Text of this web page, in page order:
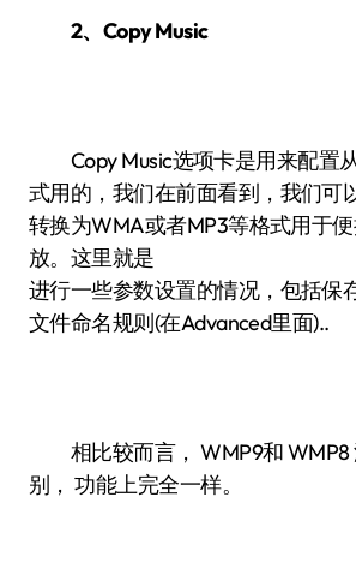
2、Copy Music
Copy Music选项卡是用来配置
式用的，我们在前面看到，我们可
转换为WMA或者MP3等格式用于
放。这里就是
进行一些参数设置的情况，包括保
文件命名规则(在Advanced里面)..
相比较而言， WMP9和 WMP8
别， 功能上完全一样。